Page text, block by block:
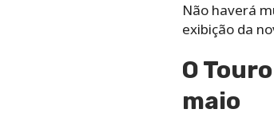
Não haverá
exibição da
O
maio